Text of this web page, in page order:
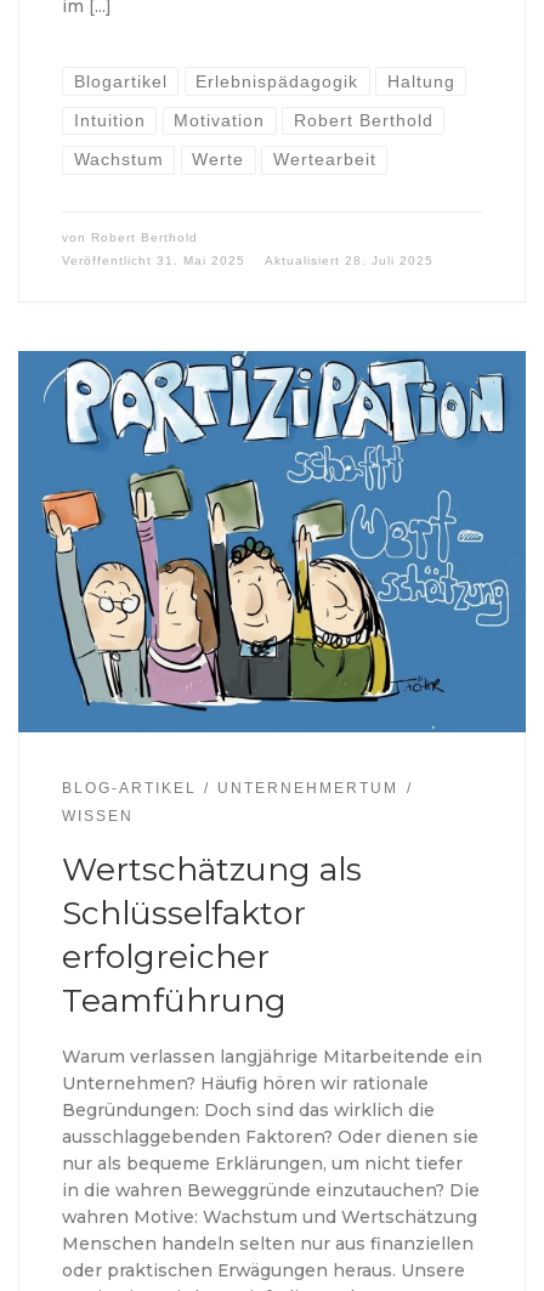
im […]
Blogartikel Erlebnispädagogik Haltung
Intuition Motivation Robert Berthold
Wachstum Werte Wertearbeit
von Robert Berthold
Veröffentlicht 31. Mai 2025 Aktualisiert 28. Juli 2025
BLOG-ARTIKEL
UNTERNEHMERTUM
WISSEN
Wertschätzung als
Schlüsselfaktor
erfolgreicher
Teamführung
Warum verlassen langjährige Mitarbeitende ein
Unternehmen? Häufig hören wir rationale
Begründungen: Doch sind das wirklich die
ausschlaggebenden Faktoren? Oder dienen sie
nur als bequeme Erklärungen, um nicht tiefer
in die wahren Beweggründe einzutauchen? Die
wahren Motive: Wachstum und Wertschätzung
Menschen handeln selten nur aus finanziellen
oder praktischen Erwägungen heraus. Unsere